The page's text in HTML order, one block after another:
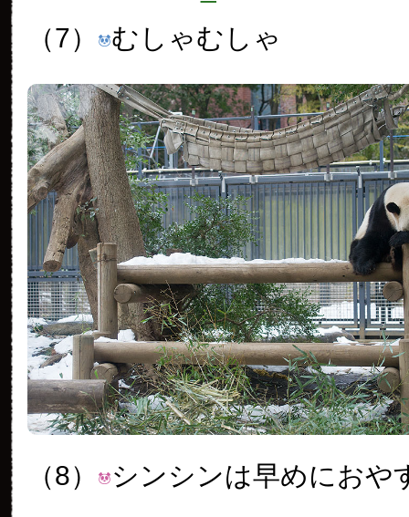
（7） むしゃむしゃ
（8） シンシンは早めにおや